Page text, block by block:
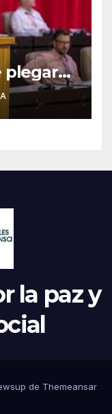
plegará
la paz y
de Themeansar